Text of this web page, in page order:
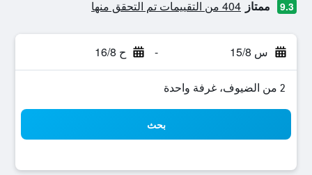
9.3 ممتاز 404 من التقييمات تم التحقق منها
س 15/8 - ح 16/8
2 من الضيوف، غرفة واحدة
بحث